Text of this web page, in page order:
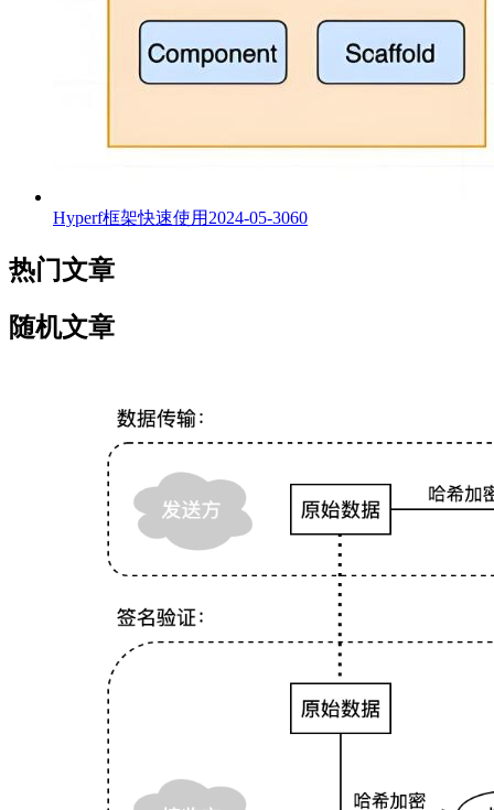
Hyperf框架快速使用 2024-05-3060
热门文章
随机文章